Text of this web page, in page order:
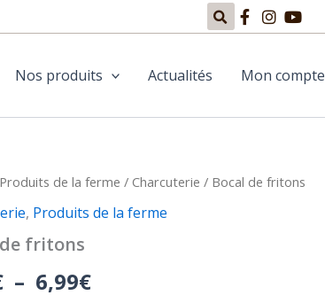
Nos produits Actualités Mon compte
Produits de la ferme / Charcuterie / Bocal de fritons
, Produits de la ferme
fritons
– 6,99€
Plage
de